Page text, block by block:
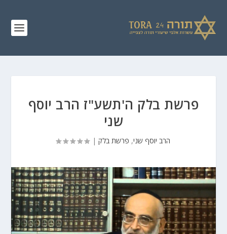
פרשת בלק ה'תשע"ז הרב יוסף
שני
הרב יוסף שני, פרשת בלק |